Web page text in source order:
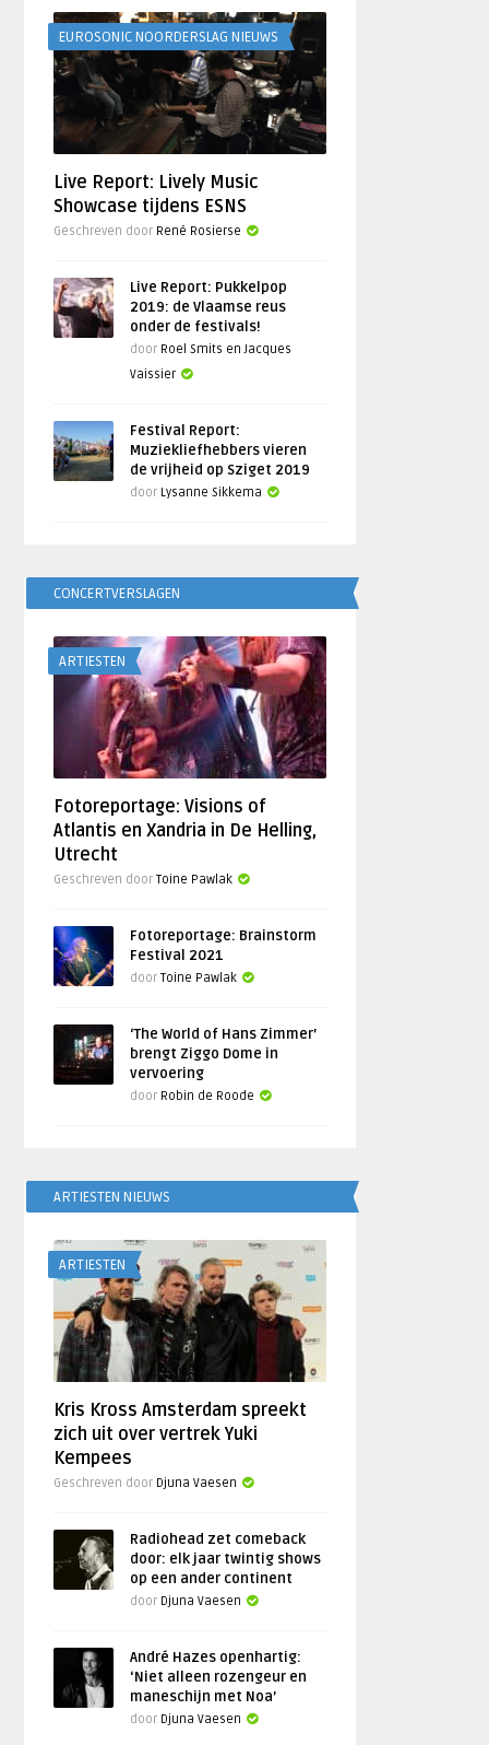
EUROSONIC NOORDERSLAG NIEUWS
Live Report: Lively Music
Showcase tijdens ESNS
Geschreven door René Rosierse
Live Report: Pukkelpop
2019: de Vlaamse reus
onder de festivals!
door Roel Smits en Jacques
Vaissier
Festival Report:
Muziekliefhebbers vieren
de vrijheid op Sziget 2019
door Lysanne Sikkema
CONCERTVERSLAGEN
ARTIESTEN
Fotoreportage: Visions of
Atlantis en Xandria in De Helling,
Utrecht
Geschreven doorToine Pawlak
Fotoreportage: Brainstorm
Festival 2021
doorToine Pawlak
‘The World of Hans Zimmer’
brengt Ziggo Dome in
vervoering
door Robin de Roode
ARTIESTEN NIEUWS
ARTIESTEN
Kris Kross Amsterdam spreekt
zich uit over vertrek Yuki
Kempees
Geschreven door Djuna Vaesen
Radiohead zet comeback
door: elk jaar twintig shows
op een ander continent
door Djuna Vaesen
André Hazes openhartig:
‘Niet alleen rozengeur en
maneschijn met Noa’
door Djuna Vaesen